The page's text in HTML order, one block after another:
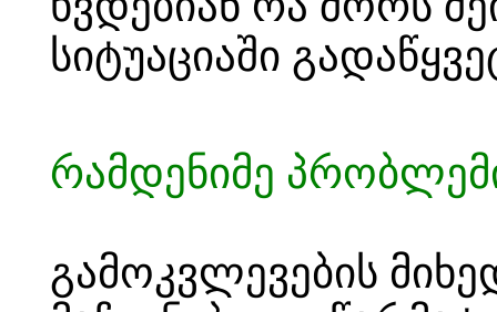
სიტუაციაში
რამდენიმე
გამოკვლევების